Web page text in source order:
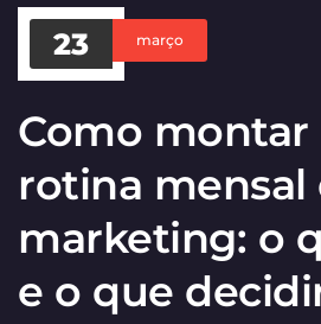
23 março
Como montar
rotina mensal
marketing: o
e o que